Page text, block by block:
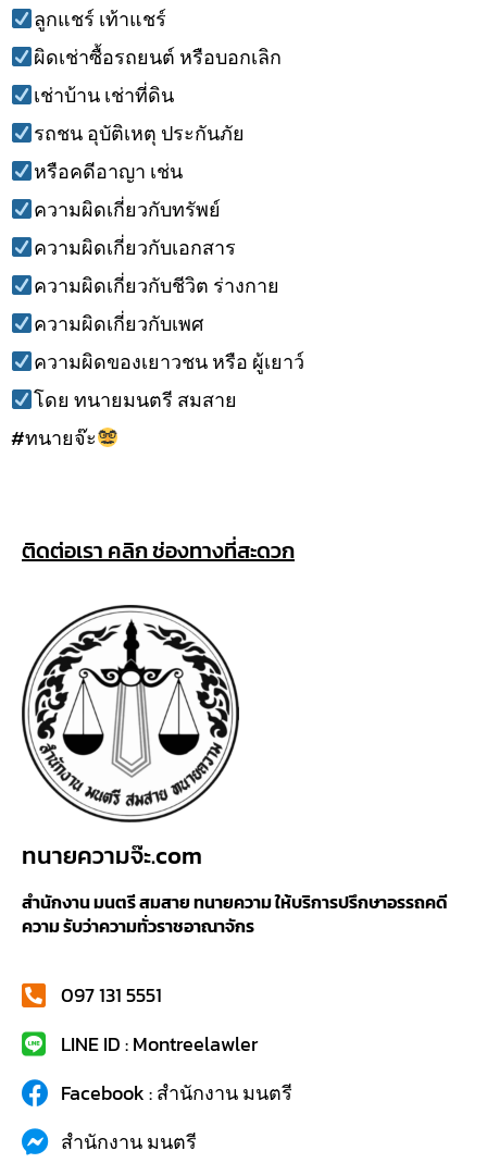
ลูกแชร์ เท้าแชร์
ผิดเช่าซื้อรถยนต์ หรือบอกเลิก
เช่าบ้าน เช่าที่ดิน
รถชน อุบัติเหตุ ประกันภัย
หรือคดีอาญา เช่น
ความผิดเกี่ยวกับทรัพย์
ความผิดเกี่ยวกับเอกสาร
ความผิดเกี่ยวกับชีวิต ร่างกาย
ความผิดเกี่ยวกับเพศ
ความผิดของเยาวชน หรือ ผู้เยาว์
โดย ทนายมนตรี สมสาย
#ทนายจ๊ะ
ติดต่อเรา คลิก ช่องทางที่สะดวก
ทนายความจ๊ะ.com
สำนักงาน มนตรี สมสาย ทนายความ ให้บริการปรึกษาอรรถคดี
ความ รับว่าความทั่วราชอาณาจักร
097 131 5551
LINE ID : Montreelawler
Facebook : สำนักงาน มนตรี
สำนักงาน มนตรี